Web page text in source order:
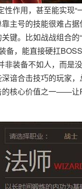
作用，甚至能实现“
主号的技能很难占
键。比如战战组合的
备，能直接硬扛
装备不如人，而是
谙合击技巧的玩家
核心价值之一——